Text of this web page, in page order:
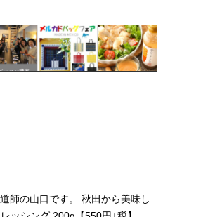
師の山口です。 秋田から美味し